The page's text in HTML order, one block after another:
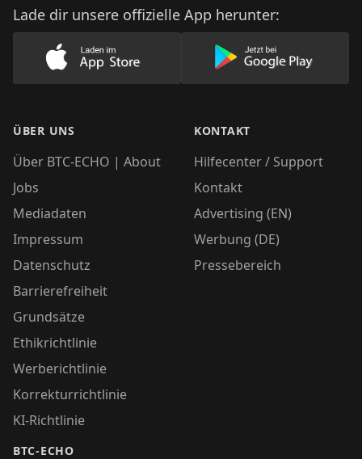
Lade dir unsere offizielle App herunter:
Lade unsere App im AppStore herunter
Lade unsere
ÜBER UNS
Über BTC-ECHO | About
Jobs
Mediadaten
Impressum
Datenschutz
Barrierefreiheit
Grundsätze
Ethikrichtlinie
Werberichtlinie
Korrekturrichtlinie
KI-Richtlinie
BTC-ECHO
KONTAKT
Hilfecenter / Support
Kontakt
Advertising (EN)
Werbung (DE)
Pressebereich